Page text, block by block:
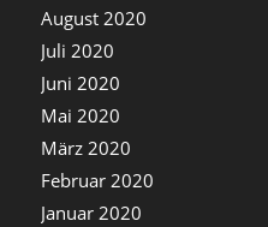
August 2020
Juli 2020
Juni 2020
Mai 2020
März 2020
Februar 2020
Januar 2020